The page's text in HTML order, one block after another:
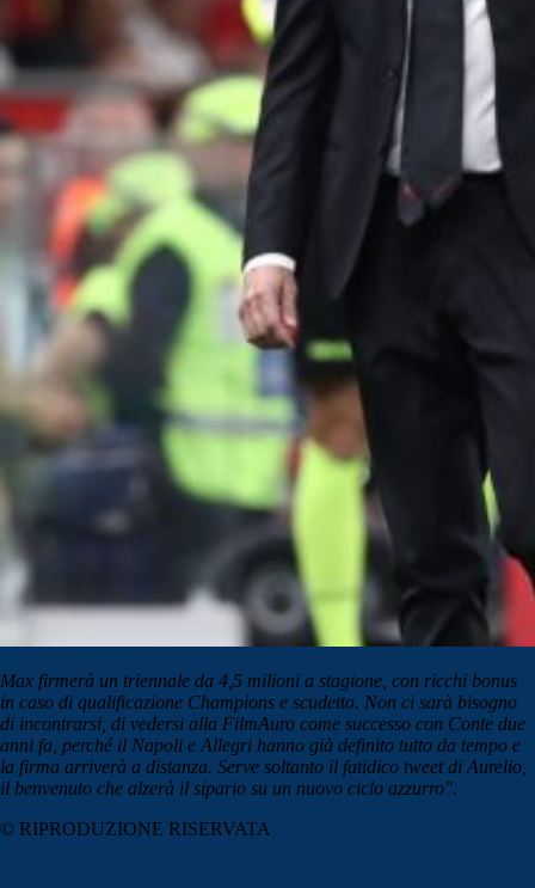
Max firmerà un triennale da 4,5 milioni a stagione, con ricchi bonus
in caso di qualificazione Champions e scudetto. Non ci sarà bisogno
di incontrarsi, di vedersi alla FilmAuro come successo con Conte due
anni fa, perché il Napoli e Allegri hanno già definito tutto da tempo e
la firma arriverà a distanza. Serve soltanto il fatidico tweet di Aurelio,
il benvenuto che alzerà il sipario su un nuovo ciclo azzurro".
© RIPRODUZIONE RISERVATA